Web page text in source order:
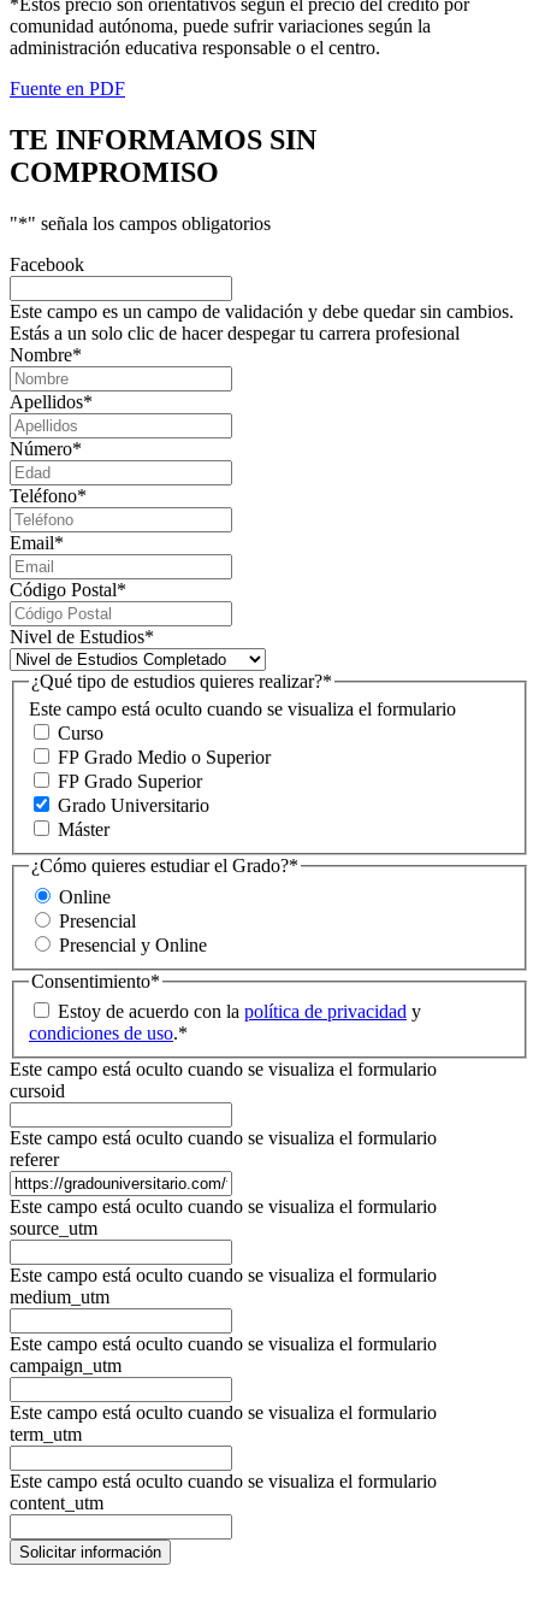
comunidad autónoma, puede sufrir variaciones según la
administración educativa responsable o el centro.
Fuente en PDF
TE INFORMAMOS SIN
COMPROMISO
"*" señala los campos obligatorios
Facebook
Este campo es un campo de validación y debe quedar sin cambios.
Estás a un solo clic de hacer despegar tu carrera profesional
Nombre*
Apellidos*
Número*
Teléfono*
Email*
Código Postal*
Nivel de Estudios*
Este campo está oculto cuando se visualiza el formulario
¿Qué tipo de estudios quieres realizar?*
Curso
FP Grado Medio o Superior
FP Grado Superior
Grado Universitario
Máster
¿Cómo quieres estudiar el Grado?*
Online
Presencial
Presencial y Online
Consentimiento*
Estoy de acuerdo con la política de privacidad y
condiciones de uso.*
Este campo está oculto cuando se visualiza el formulario
cursoid
Este campo está oculto cuando se visualiza el formulario
referer
Este campo está oculto cuando se visualiza el formulario
source_utm
Este campo está oculto cuando se visualiza el formulario
medium_utm
Este campo está oculto cuando se visualiza el formulario
campaign_utm
Este campo está oculto cuando se visualiza el formulario
term_utm
Este campo está oculto cuando se visualiza el formulario
content_utm